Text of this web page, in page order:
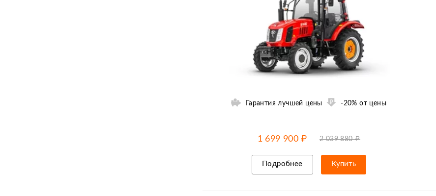
Гарантия лучшей цены -20% от цены
-20% от цены до06.08
1 699 900 ₽ 2 039 880 ₽
Подробнее Купить